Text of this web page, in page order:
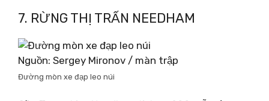
7. RỪNG THỊ TRẤN NEEDHAM
Nguồn: Sergey Mironov / màn trập
Đường mòn xe đạp leo núi